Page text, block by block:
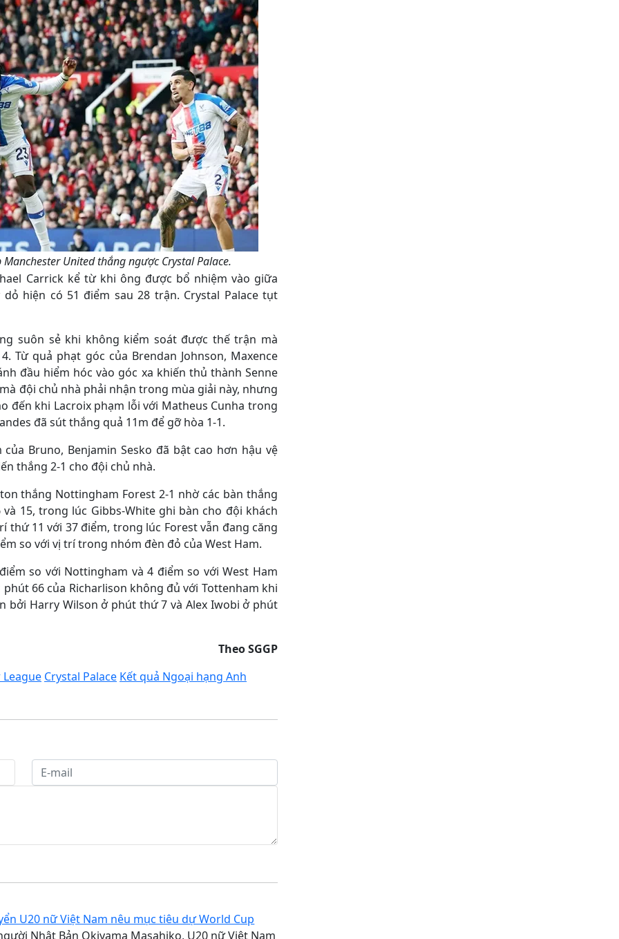
United thắng ngược Crystal Palace.
Carrick kể từ khi ông được bổ nhiệm vào giữa
hiện có 51 điểm sau 28 trận. Crystal Palace tụt
suôn sẻ khi không kiểm soát được thế trận mà
quả phạt góc của Brendan Johnson, Maxence
đầu hiểm hóc vào góc xa khiến thủ thành Senne
đội chủ nhà phải nhận trong mùa giải này, nhưng
đến khi Lacroix phạm lỗi với Matheus Cunha trong
đã sút thắng quả 11m để gỡ hòa 1-1.
Bruno, Benjamin Sesko đã bật cao hơn hậu vệ
thắng 2-1 cho đội chủ nhà.
thắng Nottingham Forest 2-1 nhờ các bàn thắng
15, trong lúc Gibbs-White ghi bàn cho đội khách
11 với 37 điểm, trong lúc Forest vẫn đang căng
so với vị trí trong nhóm đèn đỏ của West Ham.
so với Nottingham và 4 điểm so với West Ham
66 của Richarlison không đủ với Tottenham khi
bởi Harry Wilson ở phút thứ 7 và Alex Iwobi ở phút
Theo SGGP
Crystal Palace Kết quả Ngoại hạng Anh
U20 nữ Việt Nam nêu mục tiêu dự World Cup
Nhật Bản Okiyama Masahiko, U20 nữ Việt Nam